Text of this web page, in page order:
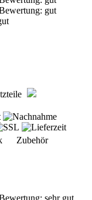
Zubehör